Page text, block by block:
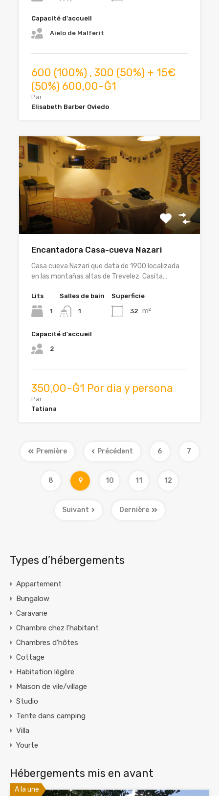
Capacité d'accueil
Aielo de Malferit
600 (100%) , 300 (50%) + 15€
(50%) 600,00-Ğ1
Par
Elisabeth Barber Oviedo
Encantadora Casa-cueva Nazari
Casa cueva Nazari que data de 1900 localizada
en las montañas altas de Trevelez. Casita…
Lits
1
Salles de bain
1
Superficie
32 m²
Capacité d'accueil
2
350,00-Ğ1 Por dia y persona
Par
Tatiana
Première Précédent 6 7
8 9 10 11 12
Suivant Dernière
Types d’hébergements
Appartement
Bungalow
Caravane
Chambre chez l'habitant
Chambres d'hôtes
Cottage
Habitation légère
Maison de vile/village
Studio
Tente dans camping
Villa
Yourte
Hébergements mis en avant
A la une